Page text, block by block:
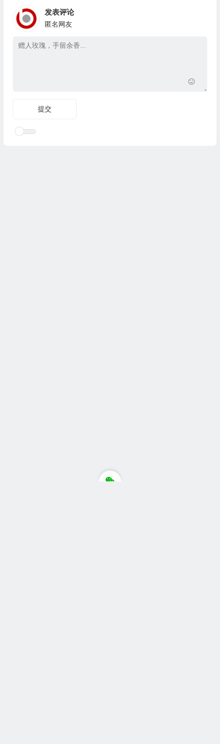
发表评论
匿名网友